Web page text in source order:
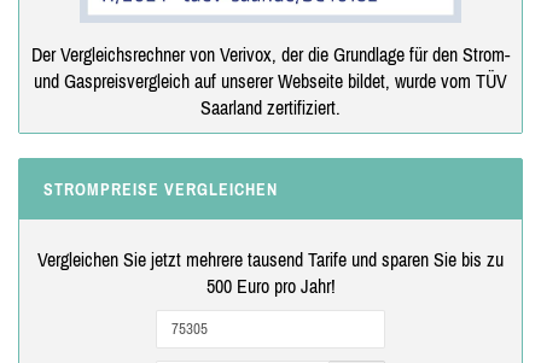
Der Vergleichsrechner von Verivox, der die Grundlage für den Strom-
und Gaspreisvergleich auf unserer Webseite bildet, wurde vom TÜV
Saarland zertifiziert.
STROMPREISE VERGLEICHEN
Vergleichen Sie jetzt mehrere tausend Tarife und sparen Sie bis zu
500 Euro pro Jahr!